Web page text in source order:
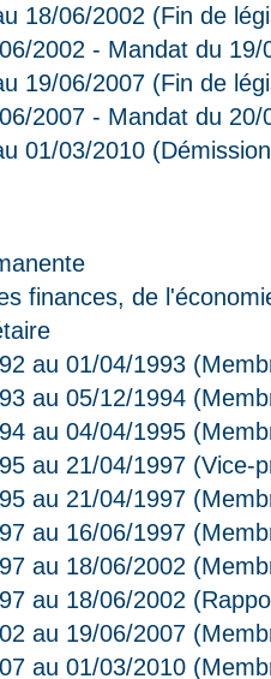
18/06/2002 (Fin de
2002 - Mandat du
19/06/2007 (Fin de
2007 - Mandat du
01/03/2010
finances, de
au 01/04/1993
au 05/12/1994
au 04/04/1995
au 21/04/1997 (Vice-
au 21/04/1997
au 16/06/1997
au 18/06/2002
au 18/06/2002
au 19/06/2007
au 01/03/2010